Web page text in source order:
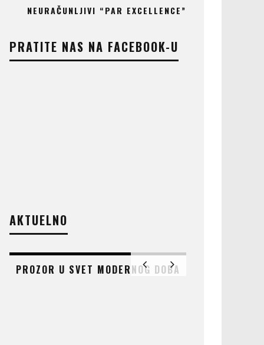
NEURAČUNLJIVI “PAR EXCELLENCE”
PRATITE NAS NA FACEBOOK-U
AKTUELNO
PROZOR U SVET MODERNOG DOBA